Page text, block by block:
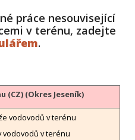
práce nesouvisející
v terénu, zadejte
.
(CZ) (Okres Jeseník)
vodovodů v terénu
vodovodů v terénu